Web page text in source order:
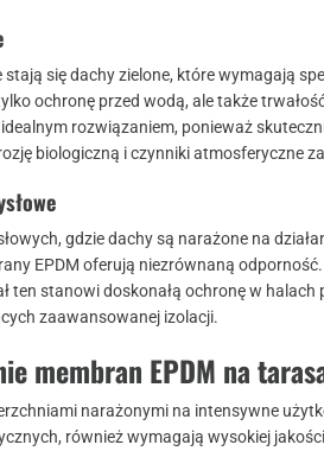
się dachy zielone, które wymagają
ochronę przed wodą, ale także
rozwiązaniem, ponieważ
biologiczną i czynniki atmosferyczne
gdzie dachy są narażone na
EPDM oferują niezrównaną
ten stanowi doskonałą ochronę w
zaawansowanej izolacji.
membran EPDM na
narażonymi na intensywne
również wymagają wysokiej